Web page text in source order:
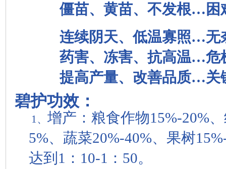
僵苗、黄苗、不发根…困
连续阴天、低温寡照…无
药害、冻害、抗高温…危
提高产量、改善品质…关
碧护功效：
1、 增产：粮食作物15%-20%
5%、蔬菜20%-40%、果树
达到1：10-1：50。